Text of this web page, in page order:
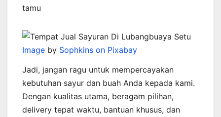
tamu
Image by Sophkins on Pixabay
Jadi, jangan ragu untuk mempercayakan
kebutuhan sayur dan buah Anda kepada kami.
Dengan kualitas utama, beragam pilihan,
delivery tepat waktu, bantuan khusus, dan